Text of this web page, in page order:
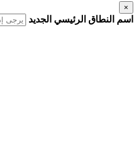
×
اسم النطاق الرئيسي الجديد